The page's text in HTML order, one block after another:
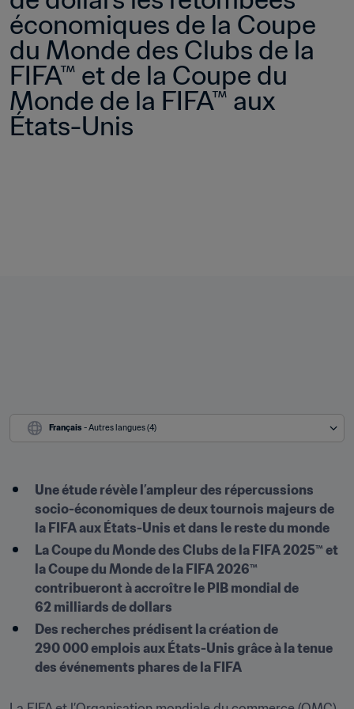
économiques de la Coupe
du Monde des Clubs de la
FIFA™ et de la Coupe du
Monde de la FIFA™ aux
États-Unis
Français - Autres langues (4)
Une étude révèle l’ampleur des répercussions
socio-économiques de deux tournois majeurs de
la FIFA aux États-Unis et dans le reste du monde
La Coupe du Monde des Clubs de la FIFA 2025™ et
la Coupe du Monde de la FIFA 2026™
contribueront à accroître le PIB mondial de
62 milliards de dollars
Des recherches prédisent la création de
290 000 emplois aux États-Unis grâce à la tenue
des événements phares de la FIFA